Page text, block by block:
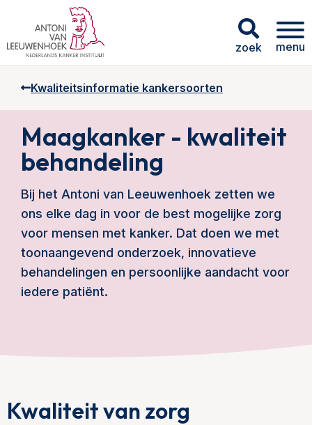
zoek menu
Kwaliteitsinformatie kankersoorten
Maagkanker - kwaliteit
behandeling
Bij het Antoni van Leeuwenhoek zetten we
ons elke dag in voor de best mogelijke zorg
voor mensen met kanker. Dat doen we met
toonaangevend onderzoek, innovatieve
behandelingen en persoonlijke aandacht voor
iedere patiënt.
Kwaliteit van zorg